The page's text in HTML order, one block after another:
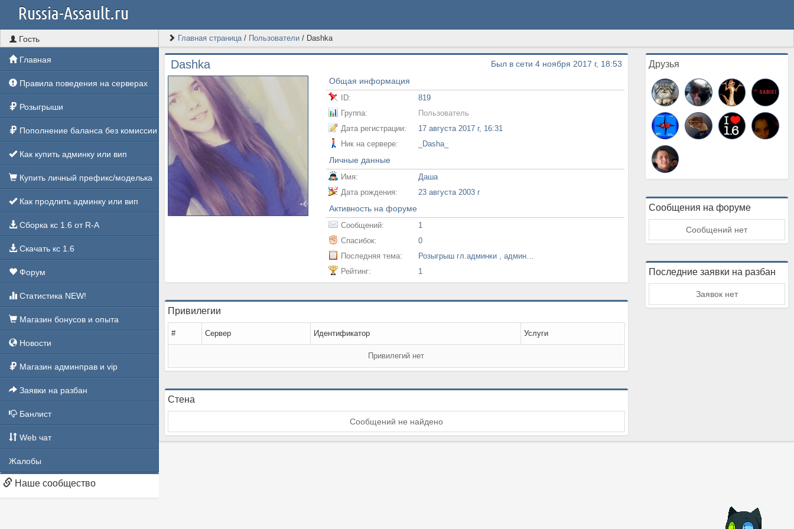
Russia-Assault.ru
Гость
Главная
Правила поведения на серверах
Розыгрыши
Пополнение баланса без комиссии
Как купить админку или вип
Купить личный префикс/моделька
Как продлить админку или вип
Сборка кс 1.6 от R-A
Скачать кс 1.6
Форум
Статистика NEW!
Магазин бонусов и опыта
Новости
Магазин админправ и vip
Заявки на разбан
Банлист
Web чат
Жалобы
Наше сообщество
Главная страница/ Пользователи/ Dashka
Dashka
Был в сети 4 ноября 2017 г, 18:53
Общая информация
ID:
819
Группа:
Пользователь
Дата регистрации:
17 августа 2017 г, 16:31
Ник на сервере:
_Dasha_
Личные данные
Имя:
Даша
Дата рождения:
23 августа 2003 г
Активность на форуме
Сообщений:
1
Спасибок:
0
Последняя тема:
Розыгрыш гл.админки , админправ+вип , вип
Рейтинг:
1
Привилегии
# Сервер Идентификатор Услуги
Привилегий нет
Стена
Сообщений не найдено
Друзья
Сообщения на форуме
Сообщений нет
Последние заявки на разбан
Заявок нет